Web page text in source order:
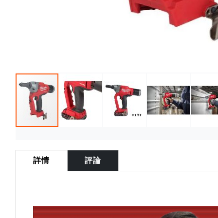
images
詳情 評論